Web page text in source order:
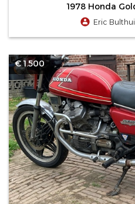
1978 Honda
Eric
€ 1.500